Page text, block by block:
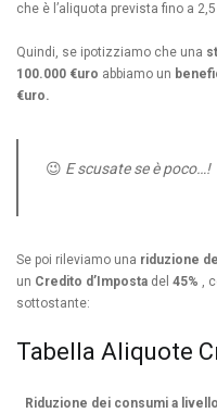
che è l’aliquota prevista fino a
Quindi, se ipotizziamo che una
100.000 €uro abbiamo un
€uro.
😉 E scusate se è poco…!
Se poi rileviamo una riduzione
un Credito d’Imposta del 45% ,
sottostante:
Tabella Aliquote
Riduzione dei consumi a livello